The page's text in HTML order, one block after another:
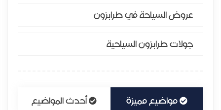
عروض السياحة في طرابزون
جولات طرابزون السياحية
مواضيع مميزة أحدث المواضيع